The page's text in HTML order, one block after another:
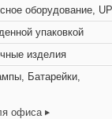
оборудование,
упаковкой
изделия
Батарейки,
офиса